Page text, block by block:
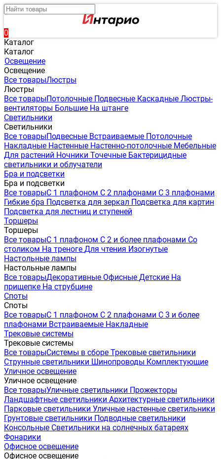
0
Каталог
Каталог
Освещение
Освещение
Все товарыЛюстры
Люстры
Все товарыПотолочные Подвесные Каскадные Люстры-
вентиляторы Большие На штанге
Светильники
Светильники
Все товарыПодвесные Встраиваемые Потолочные
Накладные Настенные Настенно-потолочные Мебельные
Для растений Ночники Точечные Бактерицидные
светильники и облучатели
Бра и подсветки
Бра и подсветки
Все товарыС 1 плафоном С 2 плафонами С 3 плафонами
Гибкие бра Подсветка для зеркал Подсветка для картин
Подсветка для лестниц и ступеней
Торшеры
Торшеры
Все товарыС 1 плафоном С 2 и более плафонами Со
столиком На треноге Для чтения Изогнутые
Настольные лампы
Настольные лампы
Все товарыДекоративные Офисные Детские На
прищепке На струбцине
Споты
Споты
Все товарыС 1 плафоном С 2 плафонами С 3 и более
плафонами Встраиваемые Накладные
Трековые системы
Трековые системы
Все товарыСистемы в сборе Трековые светильники
Струнные светильники Шинопроводы Комплектующие
Уличное освещение
Уличное освещение
Все товарыУличные светильники Прожекторы
Ландшафтные светильники Архитектурные светильники
Парковые светильники Уличные настенные светильники
Грунтовые светильники Подводные светильники
Консольные Светильники на солнечных батареях
Фонарики
Офисное освещение
Офисное освещение